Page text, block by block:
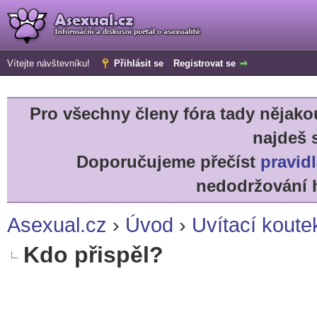
Vítejte návštevníku! Přihlásit se Registrovat se
Pro všechny členy fóra tady
najdeš
Doporučujeme přečíst
nedodržování
Asexual.cz › Úvod › Uvítací
Kdo přispěl?